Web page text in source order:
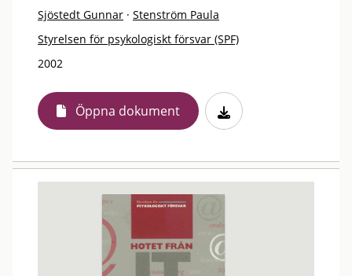
Sjöstedt Gunnar · Stenström Paula
Styrelsen för psykologiskt försvar (SPF)
2002
Öppna dokument